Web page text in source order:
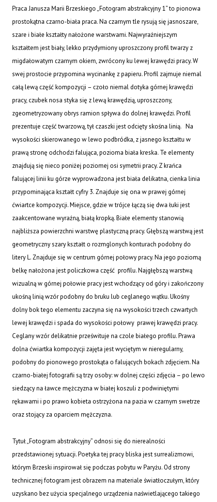
Praca Janusza Marii Brzeskiego „Fotogram abstrakcyjny 1” to pionowa
prostokątna czarno-biała praca. Na czarnym tle rysują się jasnoszare,
szare i białe kształty nałożone warstwami. Najwyraźniejszym
kształtem jest biały, lekko przydymiony uproszczony profil twarzy z
migdałowatym czarnym okiem, zwrócony ku lewej krawędzi pracy. W
swej prostocie przypomina wycinankę z papieru. Profil zajmuje niemal
całą lewą część kompozycji – czoło niemal dotyka górnej krawędzi
pracy, czubek nosa styka się z lewą krawędzią, uproszczony,
zgeometryzowany obrys ramion spływa do dolnej krawędzi. Profil
prezentuje część twarzową, tył czaszki jest odcięty skośna linią. Na
wysokości skierowanego w lewo podbródka, z jasnego kształtu w
prawą stronę odchodzi falująca, pozioma biała kreska. Te elementy
znajdują się nieco poniżej poziomej osi symetrii pracy. Z krańca
falującej linii ku górze wyprowadzona jest biała delikatna, cienka linia
przypominająca kształt cyfry 3. Znajduje się ona w prawej górnej
ćwiartce kompozycji. Miejsce, gdzie w trójce łączą się dwa łuki jest
zaakcentowane wyraźną, białą kropką. Białe elementy stanowią
najbliższa powierzchni warstwę plastyczną pracy. Głębszą warstwą jest
geometryczny szary kształt o rozmglonych konturach podobny do
litery L. Znajduje się w centrum górnej połowy pracy. Na jego poziomą
belkę nałożona jest policzkowa część profilu. Najgłębszą warstwą
wizualną w górnej połowie pracy jest wchodzący od góry i zakończony
ukośną linią wzór podobny do bruku lub ceglanego wątku. Ukośny
dolny bok tego elementu zaczyna się na wysokości trzech czwartych
lewej krawędzi i spada do wysokości połowy prawej krawędzi pracy.
Ceglany wzór delikatnie prześwituje na czole białego profilu. Prawa
dolna ćwiartka kompozycji zajęta jest wyciętym w nieregularny,
podobny do pionowego prostokąta o falujących bokach zdjęciem. Na
czarno-białej fotografii są trzy osoby: w dolnej części zdjęcia – po lewo
siedzący na ławce mężczyzna w białej koszuli z podwiniętymi
rękawami i po prawo kobieta ostrzyżona na pazia w czarnym swetrze
oraz stojący za oparciem mężczyzna.
Tytuł „Fotogram abstrakcyjny” odnosi się do nierealności
przedstawionej sytuacji. Poetyka tej pracy bliska jest surrealizmowi,
którym Brzeski inspirował się podczas pobytu w Paryżu. Od strony
technicznej fotogram jest obrazem na materiale światłoczułym, który
uzyskano bez użycia specjalnego urządzenia naświetlającego takiego